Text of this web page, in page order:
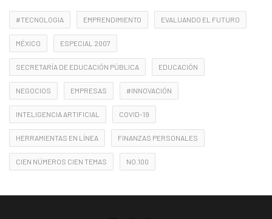
#TECNOLOGIA EMPRENDIMIENTO EVALUANDO EL FUTURO
MÉXICO ESPECIAL 2007
SECRETARÍA DE EDUCACIÓN PÚBLICA EDUCACIÓN
NEGOCIOS EMPRESAS #INNOVACIÓN
INTELIGENCIA ARTIFICIAL COVID-19
HERRAMIENTAS EN LÍNEA FINANZAS PERSONALES
CIEN NÚMEROS CIEN TEMAS NO.100